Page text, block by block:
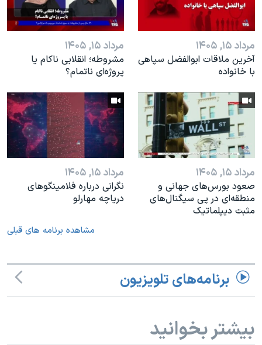
مرداد ۱۵, ۱۴۰۵
آخرین ملاقات ابوالفضل سپاهی
با خانواده
مرداد ۱۵, ۱۴۰۵
مشروطه؛ انقلابى ناكام یا
پروژه‌ای نا‌تمام؟
مرداد ۱۵, ۱۴۰۵
صعود بورس‌های جهانی و
منطقه‌ای در پی سیگنال‌های
مثبت دیپلماتیک
مرداد ۱۵, ۱۴۰۵
نگرانی درباره فلامینگوهای
دریاچه مهارلو
مشاهده برنامه های قبلی
برنامه‌های تلویزیون
بیشتر بخوانید